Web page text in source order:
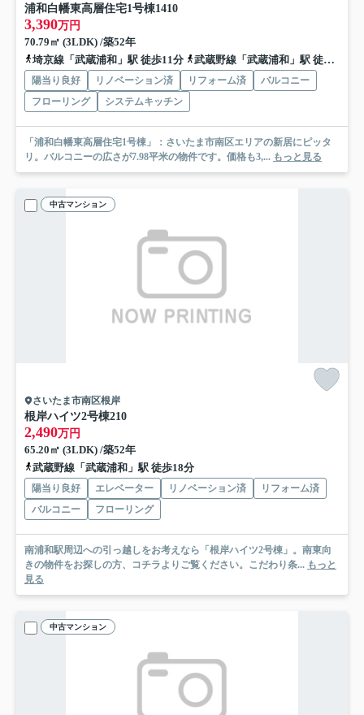
浦和白幡東高層住宅1号棟1410
3,390万円
70.79㎡ (3LDK) /築52年
埼京線「武蔵浦和」駅 徒歩11分
武蔵野線「武蔵浦和」駅 徒歩11分
陽当り良好 リノベーション済 リフォーム済
バルコニー
フローリング
システムキッチン
「浦和白幡東高層住宅1号棟」：さいたま市南区エリアの新居にピッタ
リ。バルコニーの広さが7.98平米の物件です。価格も3,... もっと見る
中古マンション
さいたま市南区根岸
根岸ハイツ2号棟210
2,490万円
65.20㎡ (3LDK) /築52年
武蔵野線「武蔵浦和」駅 徒歩18分
陽当り良好 エレベーター リノベーション済
リフォーム済
バルコニー
フローリング
南浦和駅周辺への引っ越しをお考えなら「根岸ハイツ2号棟」。南東向
きの物件をお探しの方、コチラよりご覧ください。こだわり条... もっと
見る
中古マンション